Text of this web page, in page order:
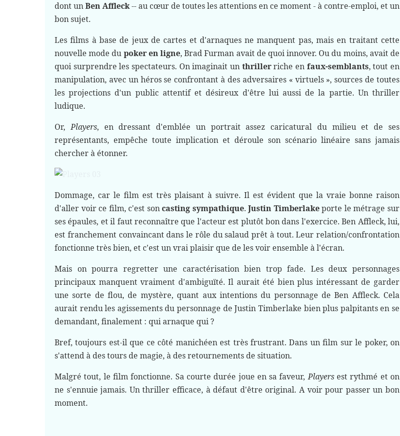
dont unBen Affleck-- au cœur de toutes les attentions en ce moment - à contre-emploi, et un
bon sujet.
Les films à base de jeux de cartes et d'arnaques ne manquent pas, mais en traitant cette
nouvelle mode du poker en ligne, Brad Furman avait de quoi innover. Ou du moins, avait de
quoi surprendre les spectateurs. On imaginait un thrillerriche en faux-semblants, tout en
manipulation, avec un héros se confrontant à des adversaires « virtuels », sources de toutes
les projections d'un public attentif et désireux d'être lui aussi de la partie. Un thriller
ludique.
Or,Players, en dressant d'emblée un portrait assez caricatural du milieu et de ses
représentants, empêche toute implication et déroule son scénario linéaire sans jamais
chercher à étonner.
Dommage, car le film est très plaisant à suivre. Il est évident que la vraie bonne raison
d'aller voir ce film, c'est soncasting sympathique.Justin Timberlakeporte le métrage sur
ses épaules, et il faut reconnaître que l'acteur est plutôt bon dans l'exercice. Ben Affleck, lui,
est franchement convaincant dans le rôle du salaud prêt à tout. Leur relation/confrontation
fonctionne très bien, et c'est un vrai plaisir que de les voir ensemble à l'écran.
Mais on pourra regretter une caractérisation bien trop fade. Les deux personnages
principaux manquent vraiment d'ambiguïté. Il aurait été bien plus intéressant de garder
une sorte de flou, de mystère, quant aux intentions du personnage de Ben Affleck. Cela
aurait rendu les agissements du personnage de Justin Timberlake bien plus palpitants en se
demandant, finalement : qui arnaque qui ?
Bref, toujours est-il que ce côté manichéen est très frustrant. Dans un film sur le poker, on
s'attend à des tours de magie, à des retournements de situation.
Malgré tout, le film fonctionne. Sa courte durée joue en sa faveur,Playersest rythmé et on
ne s'ennuie jamais. Un thriller efficace, à défaut d'être original. A voir pour passer un bon
moment.